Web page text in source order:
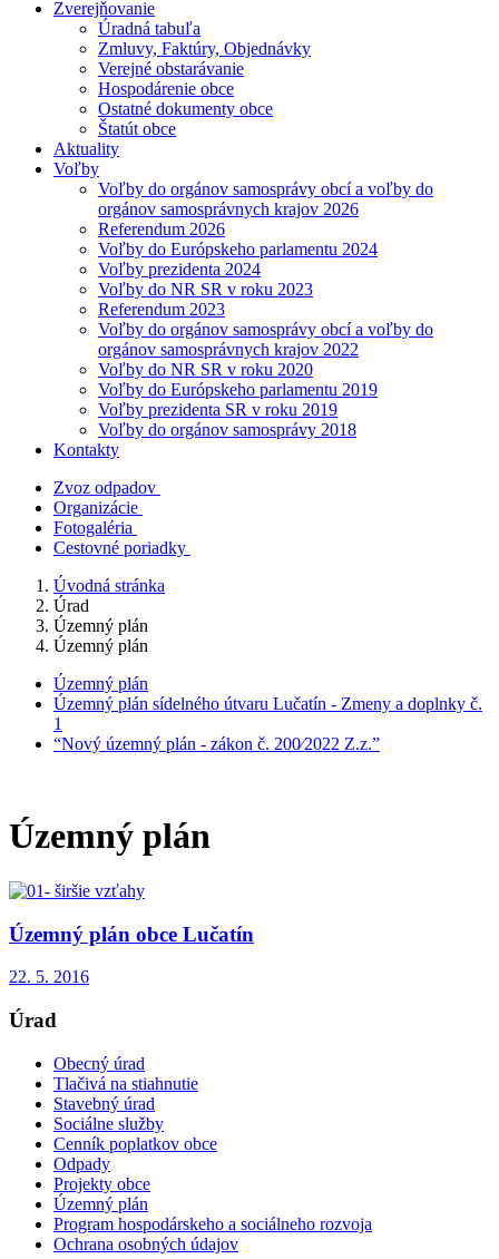
Zverejňovanie
Úradná tabuľa
Zmluvy, Faktúry, Objednávky
Verejné obstarávanie
Hospodárenie obce
Ostatné dokumenty obce
Štatút obce
Aktuality
Voľby
Voľby do orgánov samosprávy obcí a voľby do
orgánov samosprávnych krajov 2026
Referendum 2026
Voľby do Európskeho parlamentu 2024
Voľby prezidenta 2024
Voľby do NR SR v roku 2023
Referendum 2023
Voľby do orgánov samosprávy obcí a voľby do
orgánov samosprávnych krajov 2022
Voľby do NR SR v roku 2020
Voľby do Európskeho parlamentu 2019
Voľby prezidenta SR v roku 2019
Voľby do orgánov samosprávy 2018
Kontakty
Zvoz odpadov
Organizácie
Fotogaléria
Cestovné poriadky
Úvodná stránka
Úrad
Územný plán
Územný plán
Územný plán
Územný plán sídelného útvaru Lučatín - Zmeny a doplnky č.
1
“Nový územný plán - zákon č. 200⁄2022 Z.z.”
Územný plán
Územný plán obce Lučatín
22. 5. 2016
Úrad
Obecný úrad
Tlačivá na stiahnutie
Stavebný úrad
Sociálne služby
Cenník poplatkov obce
Odpady
Projekty obce
Územný plán
Program hospodárskeho a sociálneho rozvoja
Ochrana osobných údajov